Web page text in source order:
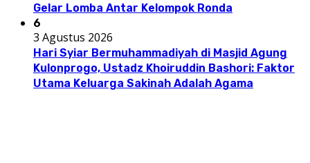
Gelar Lomba Antar Kelompok Ronda
6
3 Agustus 2026
Hari Syiar Bermuhammadiyah di Masjid Agung
Kulonprogo, Ustadz Khoiruddin Bashori: Faktor
Utama Keluarga Sakinah Adalah Agama